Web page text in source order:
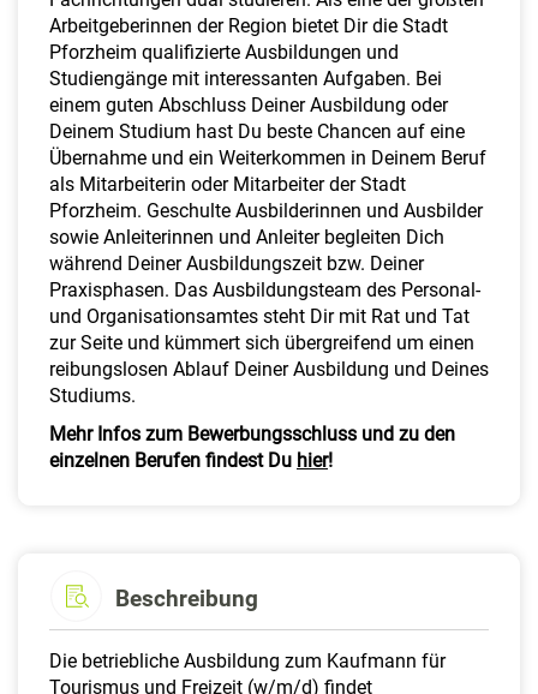
Arbeitgeberinnen der Region bietet Dir die Stadt
Pforzheim qualifizierte Ausbildungen und
Studiengänge mit interessanten Aufgaben. Bei
einem guten Abschluss Deiner Ausbildung oder
Deinem Studium hast Du beste Chancen auf eine
Übernahme und ein Weiterkommen in Deinem Beruf
als Mitarbeiterin oder Mitarbeiter der Stadt
Pforzheim. Geschulte Ausbilderinnen und Ausbilder
sowie Anleiterinnen und Anleiter begleiten Dich
während Deiner Ausbildungszeit bzw. Deiner
Praxisphasen. Das Ausbildungsteam des Personal-
und Organisationsamtes steht Dir mit Rat und Tat
zur Seite und kümmert sich übergreifend um einen
reibungslosen Ablauf Deiner Ausbildung und Deines
Studiums.
Mehr Infos zum Bewerbungsschluss und zu den
einzelnen Berufen findest Du hier!
Beschreibung
Die betriebliche Ausbildung zum Kaufmann für
Tourismus und Freizeit (w/m/d) findet